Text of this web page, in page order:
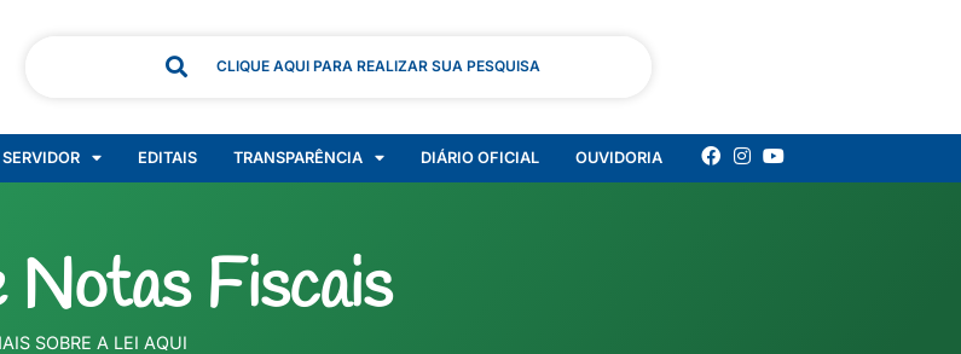
CLIQUE AQUI PARA REALIZAR SUA PESQUISA
SERVIDOR EDITAIS TRANSPARÊNCIA DIÁRIO OFICIAL OUVIDORIA
Fiscais
SOBRE A LEI AQUI